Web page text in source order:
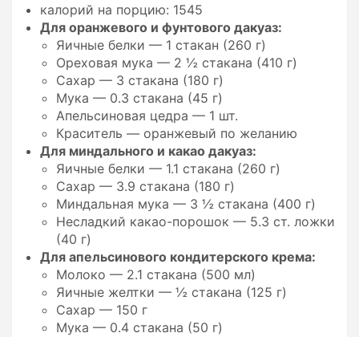
калорий на порцию: 1545
Для оранжевого и фунтового дакуаз:
Яичные белки — 1 стакан (260 г)
Ореховая мука — 2 ½ стакана (410 г)
Сахар — 3 стакана (180 г)
Мука — 0.3 стакана (45 г)
Апельсиновая цедра — 1 шт.
Краситель — оранжевый по желанию
Для миндального и какао дакуаз:
Яичные белки — 1.1 стакана (260 г)
Сахар — 3.9 стакана (180 г)
Миндальная мука — 3 ½ стакана (400 г)
Несладкий какао-порошок — 5.3 ст. ложки
(40 г)
Для апельсинового кондитерского крема:
Молоко — 2.1 стакана (500 мл)
Яичные желтки — ½ стакана (125 г)
Сахар — 150 г
Мука — 0.4 стакана (50 г)